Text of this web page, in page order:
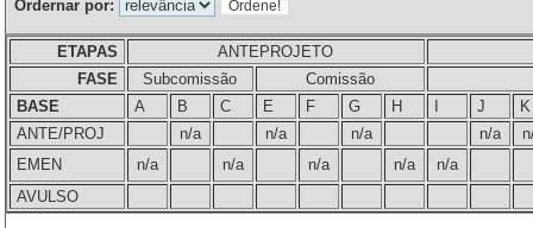
Ordernar por:
ETAPAS
ANTEPROJETO
FASE
Subcomissão
Comissão
BASE
A B C E F G H J
K
ANTE/PROJ
n/a n/a n/a n/a
EMEN
n/a n/a n/a n/a
n/a
AVULSO